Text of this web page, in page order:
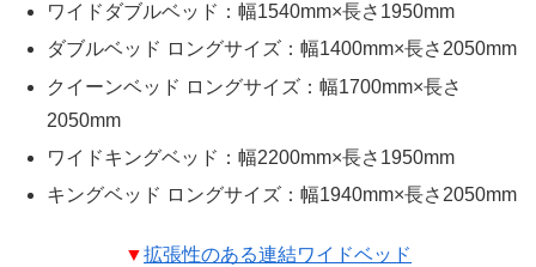
ワイドダブルベッド：幅1540mm×長さ1950mm
ダブルベッド ロングサイズ：幅1400mm×長さ2050mm
クイーンベッド ロングサイズ：幅1700mm×長さ
2050mm
ワイドキングベッド：幅2200mm×長さ1950mm
キングベッド ロングサイズ：幅1940mm×長さ2050mm
▼拡張性のある連結ワイドベッド